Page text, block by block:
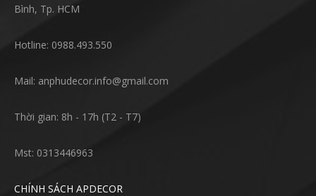
Bình, Tp. HCM
Hotline: 0988.493.550
Mail: anphudecor.info@gmail.com
Thời gian: 8h - 17h (T2 - T7)
Mst: 0313446963
CHÍNH SÁCH APDECOR